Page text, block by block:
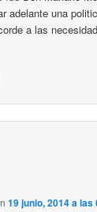
adelante una
a las
19 junio, 2014 a las